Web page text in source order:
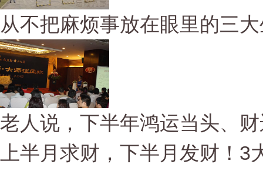
从不把麻烦事放在眼里的三
老人说，下半年鸿运当头、
上半月求财，下半月发财！3